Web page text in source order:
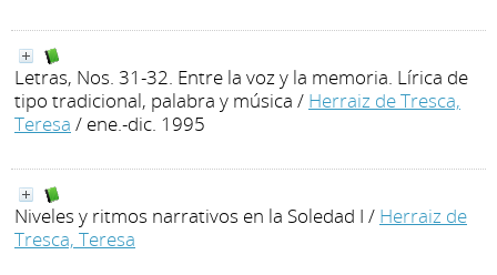
Letras, Nos. 31-32. Entre la voz y la memoria. Lírica de
tipo tradicional, palabra y música / Herraiz de Tresca,
Teresa / ene.-dic. 1995
Niveles y ritmos narrativos en la Soledad I / Herraiz de
Tresca, Teresa